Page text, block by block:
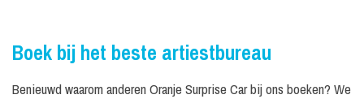
Boek bij het beste artiestbureau
Benieuwd waarom anderen Oranje Surprise Car bij ons boeken? We